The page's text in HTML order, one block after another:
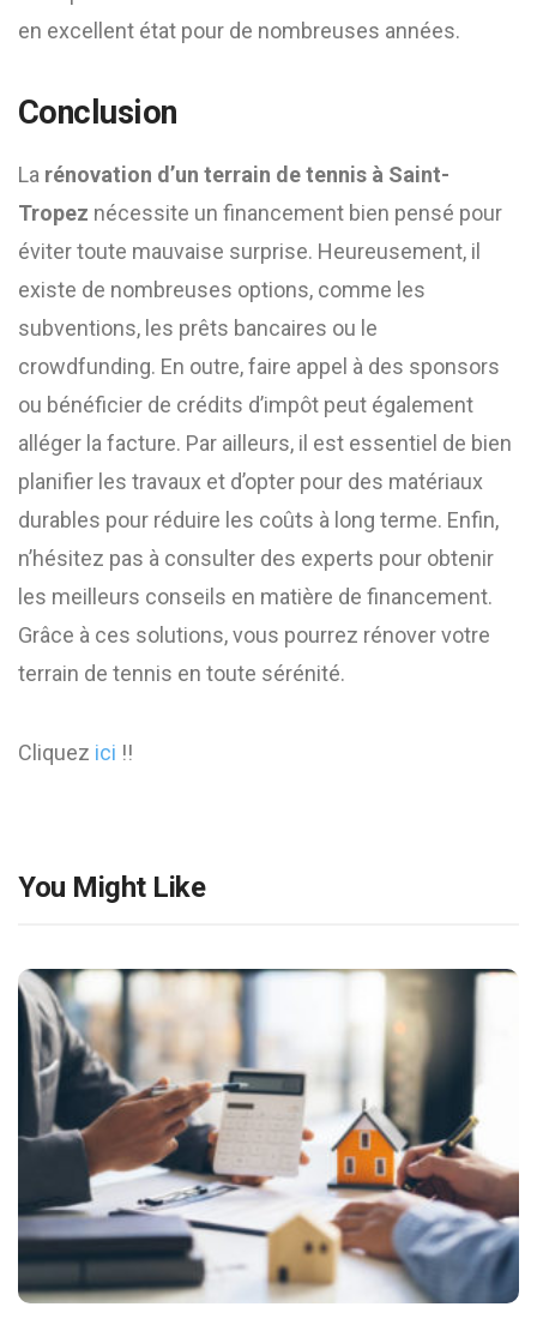
en excellent état pour de nombreuses années.
Conclusion
La rénovation d’un terrain de tennis à Saint-
Tropez nécessite un financement bien pensé pour
éviter toute mauvaise surprise. Heureusement, il
existe de nombreuses options, comme les
subventions, les prêts bancaires ou le
crowdfunding. En outre, faire appel à des sponsors
ou bénéficier de crédits d’impôt peut également
alléger la facture. Par ailleurs, il est essentiel de bien
planifier les travaux et d’opter pour des matériaux
durables pour réduire les coûts à long terme. Enfin,
n’hésitez pas à consulter des experts pour obtenir
les meilleurs conseils en matière de financement.
Grâce à ces solutions, vous pourrez rénover votre
terrain de tennis en toute sérénité.
Cliquez ici !!
You Might Like